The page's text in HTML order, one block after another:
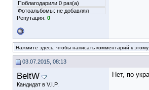
Поблагодарили 0 раз(а)
Фотоальбомы: не добавлял
Репутация: 0
Нажмите здесь, чтобы написать комментарий к
03.07.2015, 08:13
BeltW
Кандидат в V.I.P.
Нет, по